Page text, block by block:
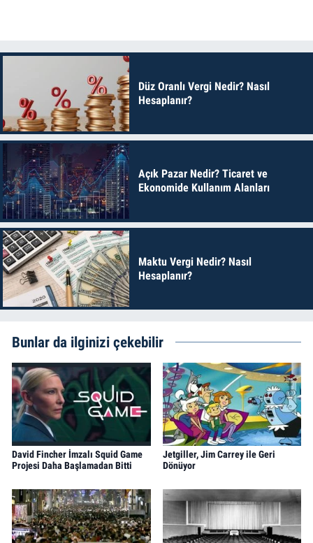
Düz Oranlı Vergi Nedir? Nasıl
Hesaplanır?
Açık Pazar Nedir? Ticaret ve
Ekonomide Kullanım Alanları
Maktu Vergi Nedir? Nasıl
Hesaplanır?
Bunlar da ilginizi çekebilir
David Fincher İmzalı Squid Game
Projesi Daha Başlamadan Bitti
Jetgiller, Jim Carrey ile Geri
Dönüyor